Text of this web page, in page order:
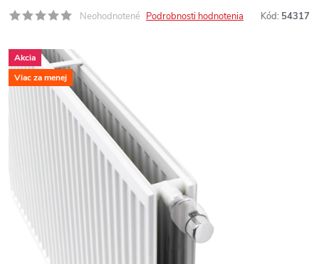
Neohodnotené Podrobnosti hodnotenia Kód: 54317
Akcia
Viac za menej